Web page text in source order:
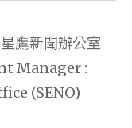
鷹新聞辦公室
Manager :
(SENO)